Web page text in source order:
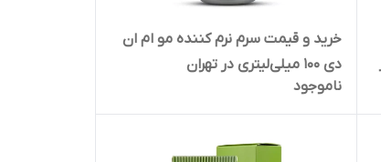
خرید و قیمت سرم نرم کننده مو ام ان
دی 100 میلی‌لیتری در تهران
ناموجود